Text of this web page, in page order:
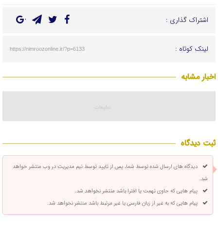
اشتراک گذاری :
لینک کوتاه : https://nimroozonline.ir/?p=6133
اخبار مشابه
ثبت دیدگاه
دیدگاه های ارسال شده توسط شما، پس از تایید توسط تیم مدیریت در وب منتشر خواهد
شد.
پیام هایی که حاوی تهمت یا افترا باشد منتشر نخواهد شد.
پیام هایی که به غیر از زبان فارسی یا غیر مرتبط باشد منتشر نخواهد شد.